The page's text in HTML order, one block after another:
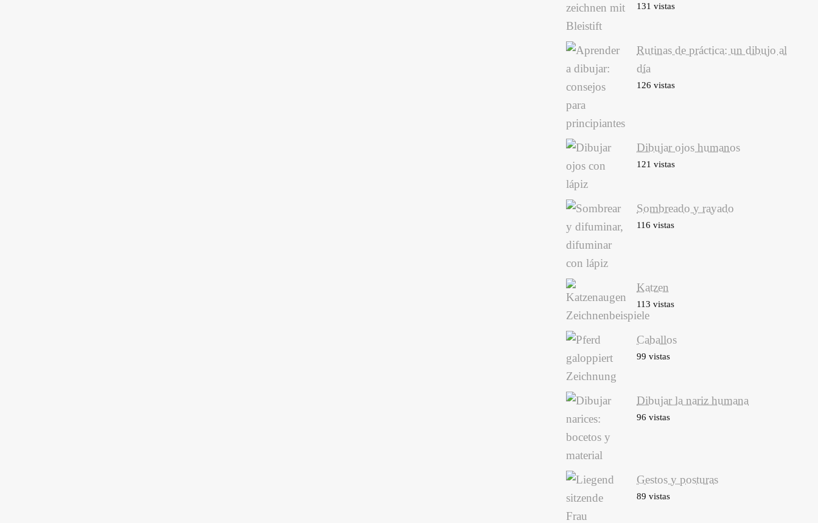
131 vistas
Rutinas de práctica: un dibujo al
día
126 vistas
Dibujar ojos humanos
121 vistas
Sombreado y rayado
116 vistas
Katzen
113 vistas
Caballos
99 vistas
Dibujar la nariz humana
96 vistas
Gestos y posturas
89 vistas